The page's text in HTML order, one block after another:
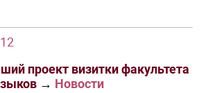
проект визитки факультета
→ Новости